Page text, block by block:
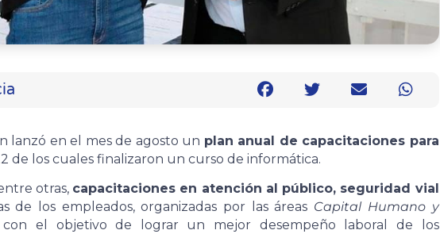
lanzó en el mes de agosto un plan anual de capacitaciones para
de los cuales finalizaron un curso de informática.
otras, capacitaciones en atención al público, seguridad vial
de los empleados, organizadas por las áreas Capital Humano y
el objetivo de lograr un mejor desempeño laboral de los